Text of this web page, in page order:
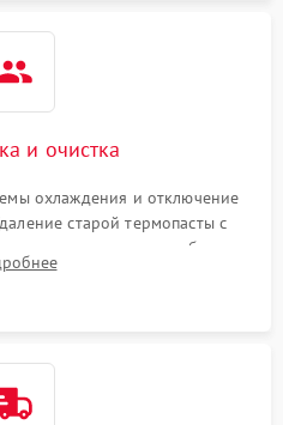
и очистка
охлаждения и отключение
старой термопасты с
и термопрокладок с банок
платы от пыли и окислов.